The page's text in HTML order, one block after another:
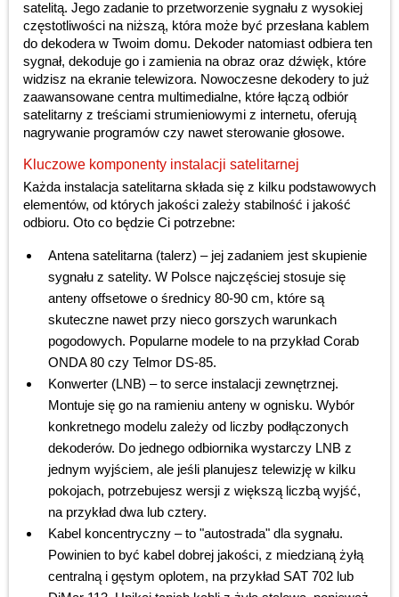
satelitą. Jego zadanie to przetworzenie sygnału z wysokiej
częstotliwości na niższą, która może być przesłana kablem
do dekodera w Twoim domu. Dekoder natomiast odbiera ten
sygnał, dekoduje go i zamienia na obraz oraz dźwięk, które
widzisz na ekranie telewizora. Nowoczesne dekodery to już
zaawansowane centra multimedialne, które łączą odbiór
satelitarny z treściami strumieniowymi z internetu, oferują
nagrywanie programów czy nawet sterowanie głosowe.
Kluczowe komponenty instalacji satelitarnej
Każda instalacja satelitarna składa się z kilku podstawowych
elementów, od których jakości zależy stabilność i jakość
odbioru. Oto co będzie Ci potrzebne:
Antena satelitarna (talerz) – jej zadaniem jest skupienie
sygnału z satelity. W Polsce najczęściej stosuje się
anteny offsetowe o średnicy 80-90 cm, które są
skuteczne nawet przy nieco gorszych warunkach
pogodowych. Popularne modele to na przykład Corab
ONDA 80 czy Telmor DS-85.
Konwerter (LNB) – to serce instalacji zewnętrznej.
Montuje się go na ramieniu anteny w ognisku. Wybór
konkretnego modelu zależy od liczby podłączonych
dekoderów. Do jednego odbiornika wystarczy LNB z
jednym wyjściem, ale jeśli planujesz telewizję w kilku
pokojach, potrzebujesz wersji z większą liczbą wyjść,
na przykład dwa lub cztery.
Kabel koncentryczny – to "autostrada" dla sygnału.
Powinien to być kabel dobrej jakości, z miedzianą żyłą
centralną i gęstym oplotem, na przykład SAT 702 lub